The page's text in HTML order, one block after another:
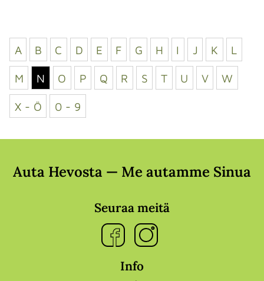
A B C D E F G H I J K L
M N O P Q R S T U V W
X - Ö 0 - 9
Auta Hevosta — Me autamme Sinua
Seuraa meitä
Info